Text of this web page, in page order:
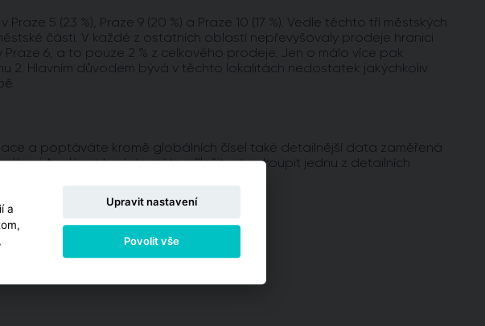
5 (23 %), Praze 9 (20 %) a Praze 10 (17 %). Vedle těchto tří městských
části. V každé z ostatních oblastí nepřevyšovaly prodeje hranici
6, a to pouze 2 % z celkového prodeje. Jen o málo více pak
2. Hlavním důvodem bývá v těchto lokalitách nedostatek jakýchkoliv
a poptáváte kromě globálních čísel také detailnější data zaměřená
Analýzy trhu, kde máte příležitost zakoupit jednu z detailních
a
Upravit nastavení
Povolit vše